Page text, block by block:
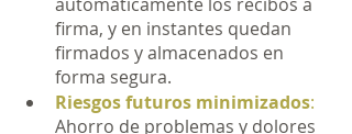
firma, y en instantes quedan
firmados y almacenados en
forma segura.
Riesgos futuros minimizados:
Ahorro de problemas y dolores